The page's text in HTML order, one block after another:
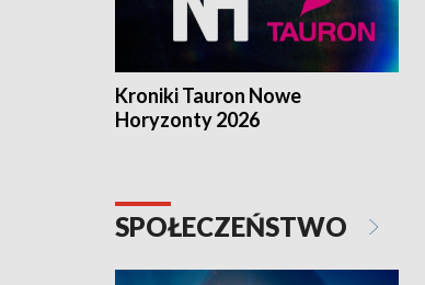
Kroniki Tauron Nowe
Horyzonty 2026
SPOŁECZEŃSTWO